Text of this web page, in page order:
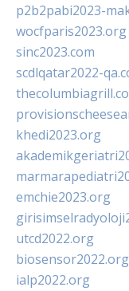
p2b2pabi2023-
wocfparis2023.org
sinc2023.com
scdlqatar2022-
khedi2023.org
emchie2023.org
utcd2022.org
biosensor2022.org
ialp2022.org